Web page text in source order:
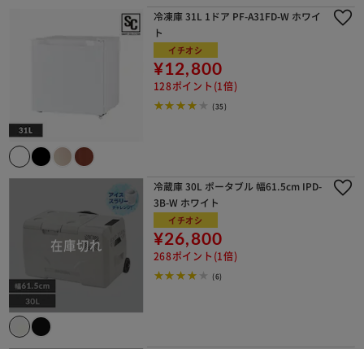
冷凍庫 31L 1ドア PF-A31FD-W ホワイ
ト
イチオシ
¥12,800
128ポイント(1倍)
(35)
冷蔵庫 30L ポータブル 幅61.5cm IPD-
3B-W ホワイト
イチオシ
¥26,800
268ポイント(1倍)
(6)